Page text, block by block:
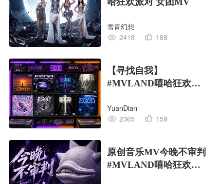
雪青幻想
2418
188
【寻找自我】
#MVLAND嘻哈狂欢派
YuanDian_
2365
159
原创音乐MV今晚不审判
#MVLAND嘻哈狂欢派